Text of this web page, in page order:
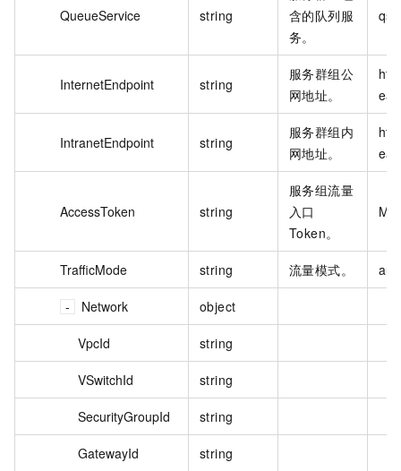
QueueService string
含的队列服
务。
InternetEndpoint string
服务群组公
网地址。
IntranetEndpoint string
服务群组内
网地址。
AccessToken string
服务组流量
入口
Token。
TrafficMode string 流量模式。
Network object
VpcId string
VSwitchId string
SecurityGroupId string
GatewayId string